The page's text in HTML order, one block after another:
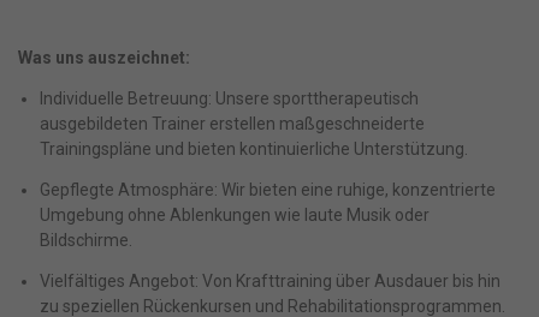
Was uns auszeichnet:
Individuelle Betreuung: Unsere sporttherapeutisch
ausgebildeten Trainer erstellen maßgeschneiderte
Trainingspläne und bieten kontinuierliche Unterstützung.
Gepflegte Atmosphäre: Wir bieten eine ruhige, konzentrierte
Umgebung ohne Ablenkungen wie laute Musik oder
Bildschirme.
Vielfältiges Angebot: Von Krafttraining über Ausdauer bis hin
zu speziellen Rückenkursen und Rehabilitationsprogrammen.